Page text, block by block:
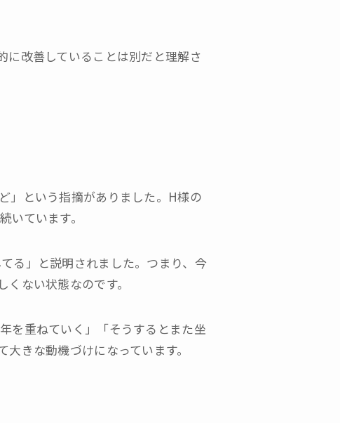
に改善していることは別だと理解さ
」という指摘がありました。H様の
ています。
る」と説明されました。つまり、今
ない状態なのです。
を重ねていく」「そうするとまた坐
きな動機づけになっています。